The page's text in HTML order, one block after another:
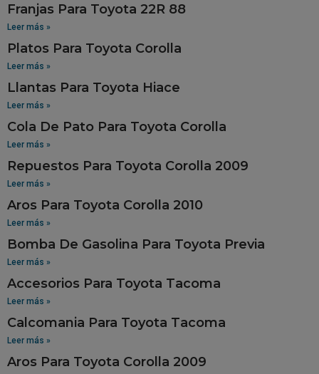
Franjas Para Toyota 22R 88
Leer más »
Platos Para Toyota Corolla
Leer más »
Llantas Para Toyota Hiace
Leer más »
Cola De Pato Para Toyota Corolla
Leer más »
Repuestos Para Toyota Corolla 2009
Leer más »
Aros Para Toyota Corolla 2010
Leer más »
Bomba De Gasolina Para Toyota Previa
Leer más »
Accesorios Para Toyota Tacoma
Leer más »
Calcomania Para Toyota Tacoma
Leer más »
Aros Para Toyota Corolla 2009